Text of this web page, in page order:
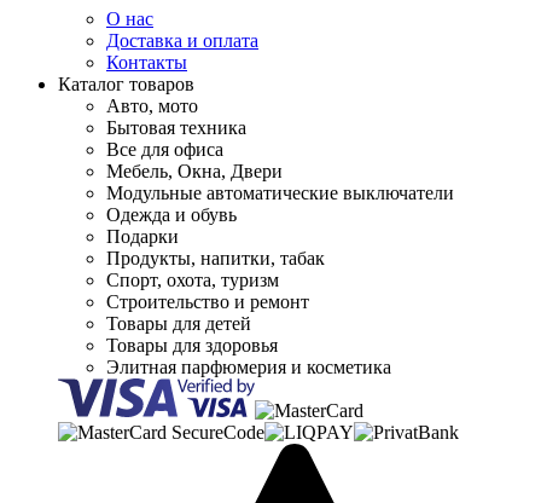
О нас
Доставка и оплата
Контакты
Каталог товаров
Авто, мото
Бытовая техника
Все для офиса
Мебель, Окна, Двери
Модульные автоматические выключатели
Одежда и обувь
Подарки
Продукты, напитки, табак
Спорт, охота, туризм
Строительство и ремонт
Товары для детей
Товары для здоровья
Элитная парфюмерия и косметика